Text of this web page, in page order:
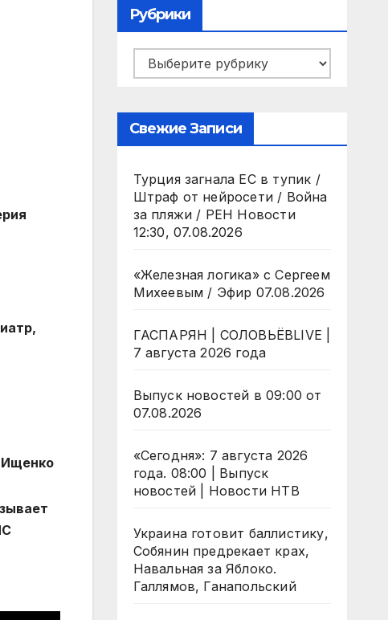
Ищенко
Рубрики
Рубрики
Свежие Записи
Турция загнала ЕС в тупик /
Штраф от нейросети / Война
за пляжи / РЕН Новости
12:30, 07.08.2026
«Железная логика» с Сергеем
Михеевым / Эфир 07.08.2026
ГАСПАРЯН | СОЛОВЬЁВLIVE |
7 августа 2026 года
Выпуск новостей в 09:00 от
07.08.2026
«Сегодня»: 7 августа 2026
года. 08:00 | Выпуск
новостей | Новости НТВ
Украина готовит баллистику,
Собянин предрекает крах,
Навальная за Яблоко.
Галлямов, Ганапольский